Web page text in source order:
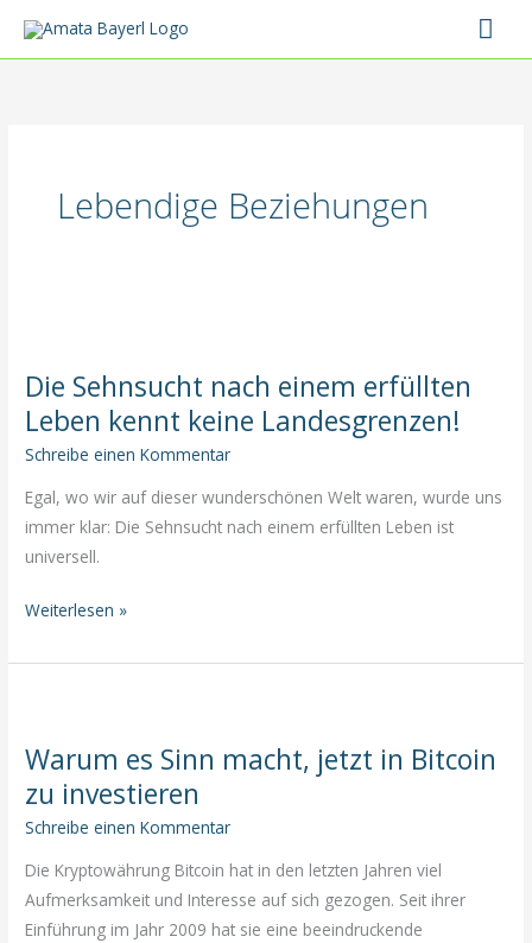
Inhalt
Lebendige Beziehungen
Die Sehnsucht nach einem erfüllten
Leben kennt keine Landesgrenzen!
Schreibe einen Kommentar
Egal, wo wir auf dieser wunderschönen Welt waren, wurde uns
immer klar: Die Sehnsucht nach einem erfüllten Leben ist
universell.
Die
nach
Leben
kennt
keine
Weiterlesen »
Warum es Sinn macht, jetzt in Bitcoin
zu investieren
Schreibe einen Kommentar
Die Kryptowährung Bitcoin hat in den letzten Jahren viel
Aufmerksamkeit und Interesse auf sich gezogen. Seit ihrer
Einführung im Jahr 2009 hat sie eine beeindruckende